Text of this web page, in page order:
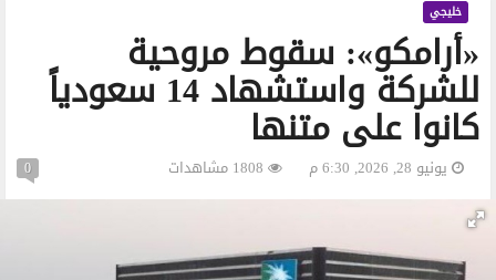
«أرامكو»: سقوط مروحية
للشركة واستشهاد 14 سعودياً
كانوا على متنها
خليجي
يونيو 28, 2026, 6:30 م 0